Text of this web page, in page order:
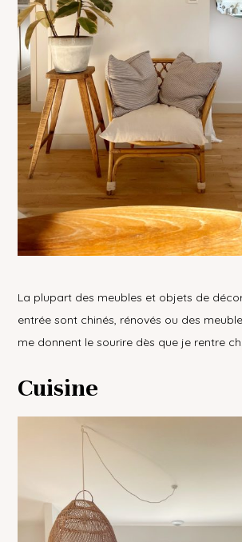
La plupart des meubles et objets de
entrée sont chinés, rénovés ou des
me donnent le sourire dès que je rentre
Cuisine